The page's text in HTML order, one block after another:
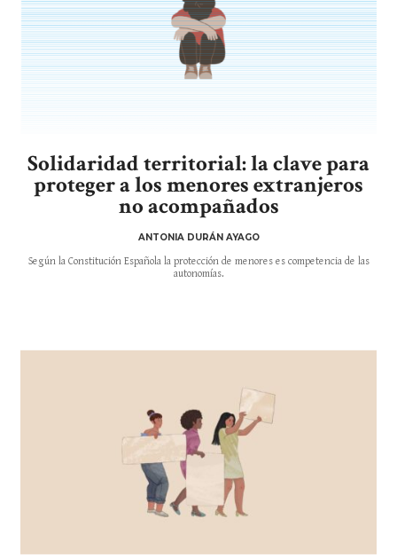
Solidaridad territorial: la clave para
proteger a los menores extranjeros
no acompañados
ANTONIA DURÁN AYAGO
Según la Constitución Española la protección de menores es competencia de las
autonomías.